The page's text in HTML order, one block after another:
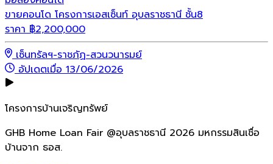
ขายคอนโด โครงการเอสเซ็นท์ อุบลราชธานี ชั้น8
ราคา ฿2,200,000
เซ็นทรัลฯ-ราชภัฏ-สวนวนารมย์
อัปเดตเมื่อ 13/06/2026
โครงการบ้านเจริญทรัพย์
GHB Home Loan Fair @อุบลราชธานี 2026 มหกรรมสินเชื่อ
บ้านจาก ธอส.